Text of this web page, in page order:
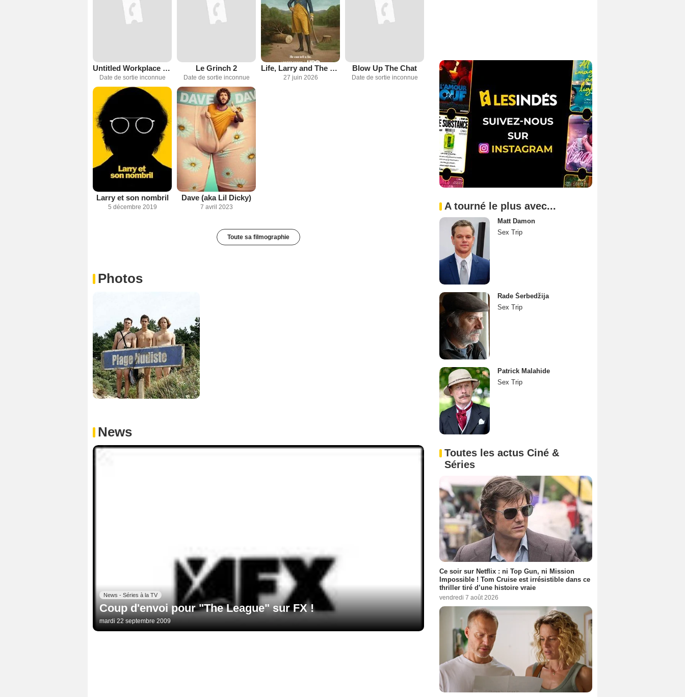
Untitled Workplace Comedy
Date de sortie inconnue
Le Grinch 2
Date de sortie inconnue
Life, Larry and The Pursuit of Unhappiness
27 juin 2026
Blow Up The Chat
Date de sortie inconnue
Larry et son nombril
5 décembre 2019
Dave (aka Lil Dicky)
7 avril 2023
Toute sa filmographie
Photos
News
News - Séries à la TV
Coup d'envoi pour "The League" sur FX !
mardi 22 septembre 2009
A tourné le plus avec...
Matt Damon
Sex Trip
Rade Šerbedžija
Sex Trip
Patrick Malahide
Sex Trip
Toutes les actus Ciné &
Séries
Ce soir sur Netflix : ni Top Gun, ni Mission
Impossible ! Tom Cruise est irrésistible dans ce
thriller tiré d’une histoire vraie
vendredi 7 août 2026